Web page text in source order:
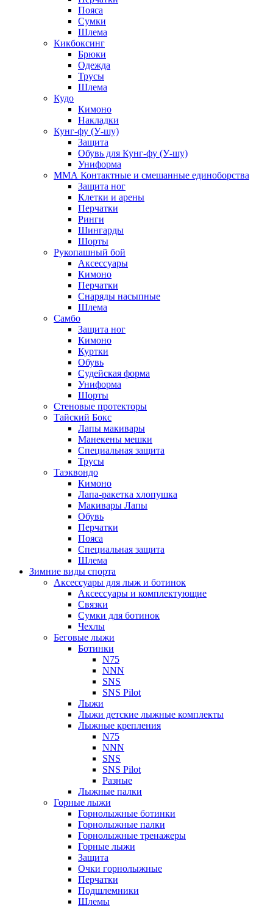
Пояса
Сумки
Шлема
Кикбоксинг
Брюки
Одежда
Трусы
Шлема
Кудо
Кимоно
Накладки
Кунг-фу (У-шу)
Защита
Обувь для Кунг-фу (У-шу)
Униформа
ММА Контактные и смешанные единоборства
Защита ног
Клетки и арены
Перчатки
Ринги
Шингарды
Шорты
Рукопашный бой
Аксессуары
Кимоно
Перчатки
Снаряды насыпные
Шлема
Самбо
Защита ног
Кимоно
Куртки
Обувь
Судейская форма
Униформа
Шорты
Стеновые протекторы
Тайский Бокс
Лапы макивары
Манекены мешки
Специальная защита
Трусы
Таэквондо
Кимоно
Лапа-ракетка хлопушка
Макивары Лапы
Обувь
Перчатки
Пояса
Специальная защита
Шлема
Зимние виды спорта
Аксессуары для лыж и ботинок
Аксессуары и комплектующие
Связки
Сумки для ботинок
Чехлы
Беговые лыжи
Ботинки
N75
NNN
SNS
SNS Pilot
Лыжи
Лыжи детские лыжные комплекты
Лыжные крепления
N75
NNN
SNS
SNS Pilot
Разные
Лыжные палки
Горные лыжи
Горнoлыжные ботинки
Горнолыжные палки
Горнолыжные тренажеры
Горные лыжи
Защита
Очки горнолыжные
Перчатки
Подшлемники
Шлемы